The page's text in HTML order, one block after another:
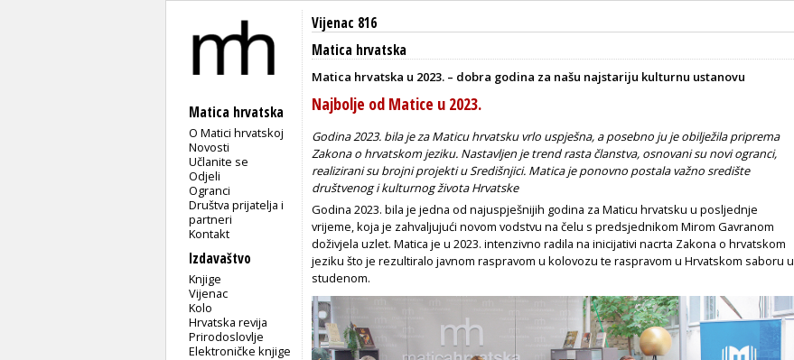
Matica hrvatska
O Matici hrvatskoj
Novosti
Učlanite se
Odjeli
Ogranci
Društva prijatelja i
partneri
Kontakt
Izdavaštvo
Knjige
Vijenac
Kolo
Hrvatska revija
Prirodoslovlje
Elektroničke knjige
Vijenac 816
Matica hrvatska
Matica hrvatska u 2023. – dobra godina za našu najstariju kulturnu ustanovu
Najbolje od Matice u 2023.
Godina 2023. bila je za Maticu hrvatsku vrlo uspješna, a posebno ju je obilježila priprema
Zakona o hrvatskom jeziku. Nastavljen je trend rasta članstva, osnovani su novi ogranci,
realizirani su brojni projekti u Središnjici. Matica je ponovno postala važno središte
društvenog i kulturnog života Hrvatske
Godina 2023. bila je jedna od najuspješnijih godina za Maticu hrvatsku u posljednje
vrijeme, koja je zahvaljujući novom vodstvu na čelu s predsjednikom Mirom Gavranom
doživjela uzlet. Matica je u 2023. intenzivno radila na inicijativi nacrta Zakona o hrvatskom
jeziku što je rezultiralo javnom raspravom u kolovozu te raspravom u Hrvatskom saboru u
studenom.